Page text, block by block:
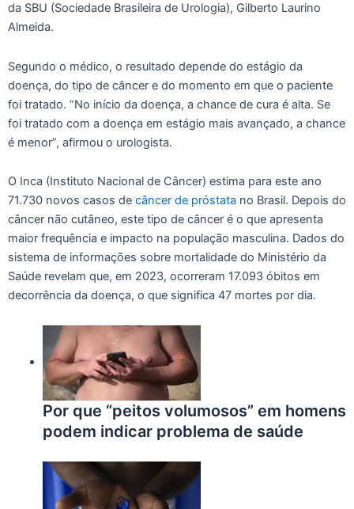
da SBU (Sociedade Brasileira de Urologia), Gilberto Laurino
Almeida.
Segundo o médico, o resultado depende do estágio da
doença, do tipo de câncer e do momento em que o paciente
foi tratado. “No início da doença, a chance de cura é alta. Se
foi tratado com a doença em estágio mais avançado, a chance
é menor”, afirmou o urologista.
O Inca (Instituto Nacional de Câncer) estima para este ano
71.730 novos casos de câncer de próstata no Brasil. Depois do
câncer não cutâneo, este tipo de câncer é o que apresenta
maior frequência e impacto na população masculina. Dados do
sistema de informações sobre mortalidade do Ministério da
Saúde revelam que, em 2023, ocorreram 17.093 óbitos em
decorrência da doença, o que significa 47 mortes por dia.
Por que “peitos volumosos” em homens
podem indicar problema de saúde